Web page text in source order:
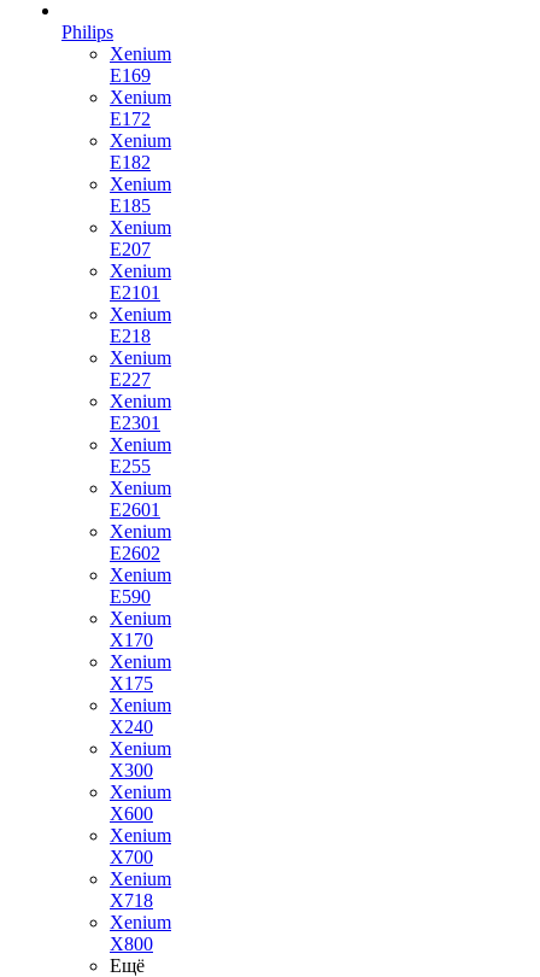
Philips
Xenium
E169
Xenium
E172
Xenium
E182
Xenium
E185
Xenium
E207
Xenium
E2101
Xenium
E218
Xenium
E227
Xenium
E2301
Xenium
E255
Xenium
E2601
Xenium
E2602
Xenium
E590
Xenium
X170
Xenium
X175
Xenium
X240
Xenium
X300
Xenium
X600
Xenium
X700
Xenium
X718
Xenium
X800
Ещё